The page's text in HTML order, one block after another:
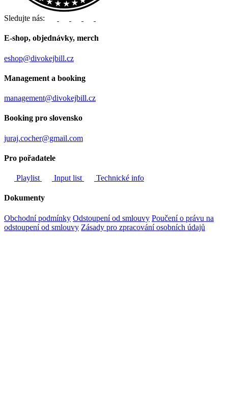
Sledujte nás:
E-shop, objednávky, merch
eshop@divokejbill.cz
Management a booking
management@divokejbill.cz
Booking pro slovensko
juraj.cocher@gmail.com
Pro pořadatele
Playlist Input list Technické info
Dokumenty
Obchodní podmínky Odstoupení od smlouvy Poučení o právu na
odstoupení od smlouvy Zásady pro zpracování osobních údajů